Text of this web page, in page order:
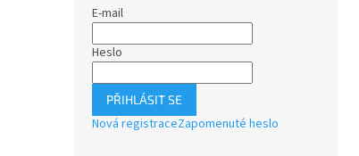
E-mail
Heslo
PŘIHLÁSIT SE
Nová registraceZapomenuté heslo